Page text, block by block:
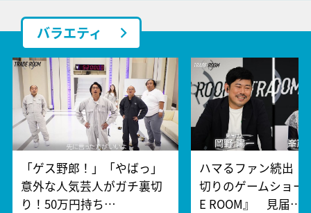
バラエティ
「ゲス野郎！」「やばっ」
意外な人気芸人がガチ裏切
り！50万円持ち…
ハマるファン続出！
切りのゲームショー
E ROOM』 見届…